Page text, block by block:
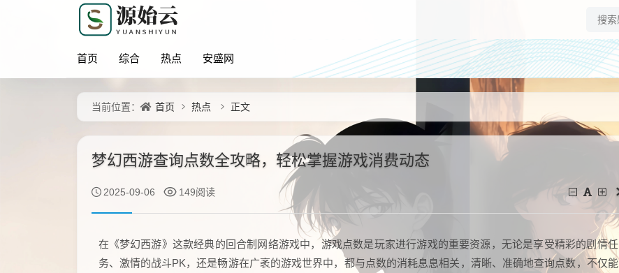
首页 综合 热点 安盛网
当前位置： 首页 热点 正文
梦幻西游查询点数全攻略，轻松掌握游戏消费动态
2025-09-06 149阅读
在《梦幻西游》这款经典的回合制网络游戏中，游戏点数是玩家进行游戏的重要资源，无论是享受精彩的剧情任
务、激情的战斗PK，还是畅游在广袤的游戏世界中，都与点数的消耗息息相关，清晰、准确地查询点数，不仅能